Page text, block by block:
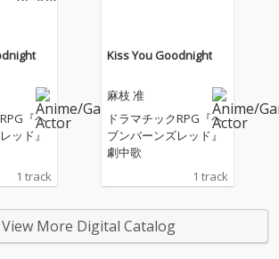
『ヘ
ッド』
1 track
Kiss You Goodnight
麻枝 准
ドラマチックRPG『ヘ
ブンバーンズレッド』
劇中歌
1 track
View More Digital Catalog